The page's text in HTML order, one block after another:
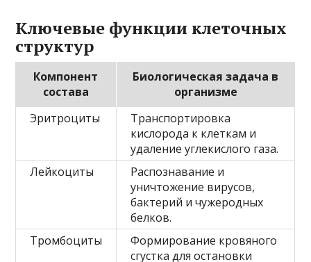
Ключевые функции клеточных
структур
Компонент
состава
Биологическая задача в
организме
Эритроциты
Транспортировка
кислорода к клеткам и
удаление углекислого газа.
Лейкоциты
Распознавание и
уничтожение вирусов,
бактерий и чужеродных
белков.
Тромбоциты
Формирование кровяного
сгустка для остановки